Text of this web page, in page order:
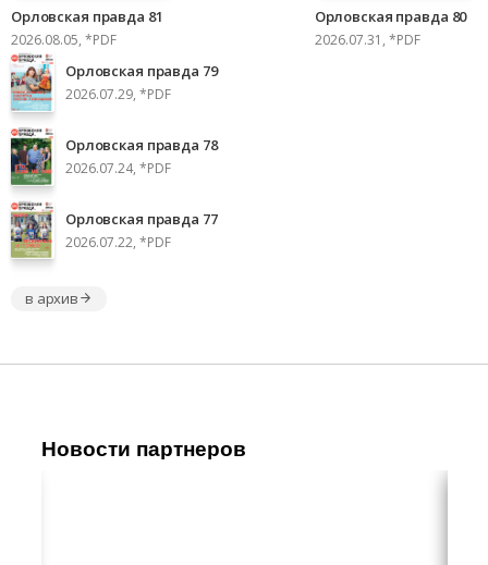
Орловская правда 81
2026.08.05, *PDF
Орловская правда 80
2026.07.31, *PDF
Орловская правда 79
2026.07.29, *PDF
Орловская правда 78
2026.07.24, *PDF
Орловская правда 77
2026.07.22, *PDF
в архив
Новости партнеров